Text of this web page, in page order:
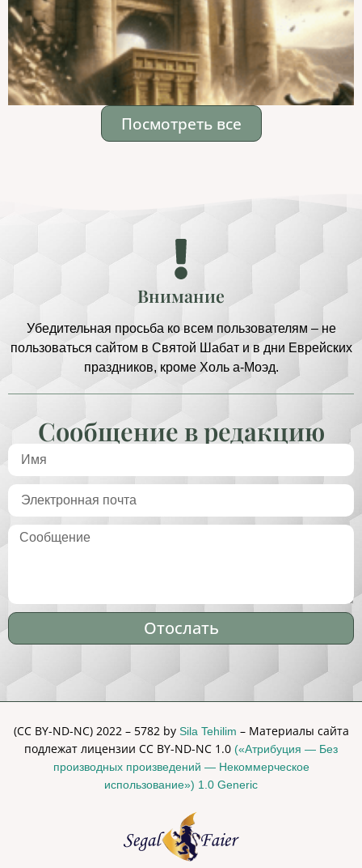
Посмотреть все
Внимание
Убедительная просьба ко всем пользователям – не
пользоваться сайтом в Святой Шабат и в дни Еврейских
праздников, кроме Холь а-Моэд.
Сообщение в редакцию
Отослать
(CC BY-ND-NC) 2022 – 5782 by Sila Tehilim – Материалы сайта
подлежат лицензии CC BY-ND-NC 1.0 («Атрибуция — Без
производных произведений — Некоммерческое
использование») 1.0 Generic